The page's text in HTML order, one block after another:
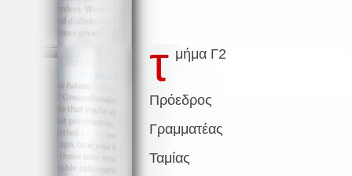
τ μήμα Γ2
Πρόεδρος
Γραμματέας
Ταμίας